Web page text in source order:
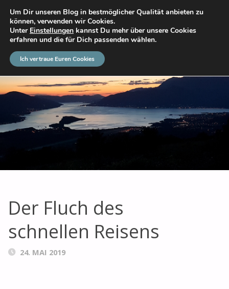
DAS GROSSE ABENTEUER
Der Fluch des
schnellen Reisens
24. MAI 2019
Um Dir unseren Blog in bestmöglicher Qualität anbieten zu
können, verwenden wir Cookies.
Unter Einstellungen kannst Du mehr über unsere Cookies
erfahren und die für Dich passenden wählen.
Ich vertraue Euren Cookies